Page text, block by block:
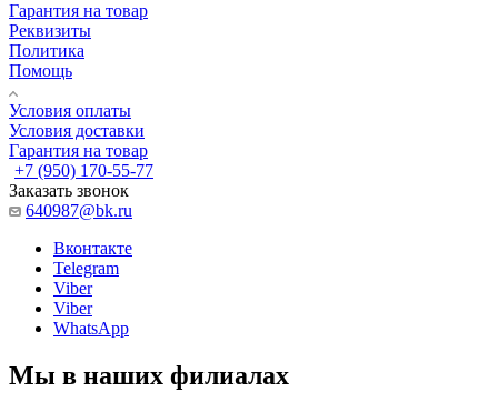
Гарантия на товар
Реквизиты
Политика
Помощь
Условия оплаты
Условия доставки
Гарантия на товар
+7 (950) 170-55-77
Заказать звонок
640987@bk.ru
Вконтакте
Telegram
Viber
Viber
WhatsApp
Мы в наших филиалах